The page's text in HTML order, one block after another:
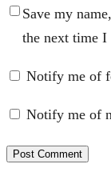
Save my
the next time I
Notify me of
Notify me of